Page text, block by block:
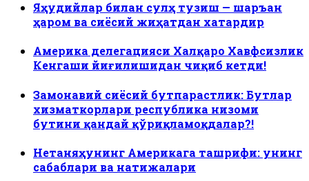
Яҳудийлар билан сулҳ тузиш — шаръан
ҳаром ва сиёсий жиҳатдан хатардир
Америка делегацияси Халқаро Хавфсизлик
Кенгаши йиғилишидан чиқиб кетди!
Замонавий сиёсий бутпарастлик: Бутлар
хизматкорлари республика низоми
бутини қандай қўриқламоқдалар?!
Нетаняҳунинг Америкага ташрифи: унинг
сабаблари ва натижалари